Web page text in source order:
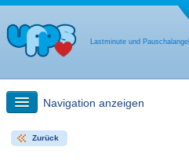
Lastminute und
Navigation anzeigen
Schnellsuche
Zurück